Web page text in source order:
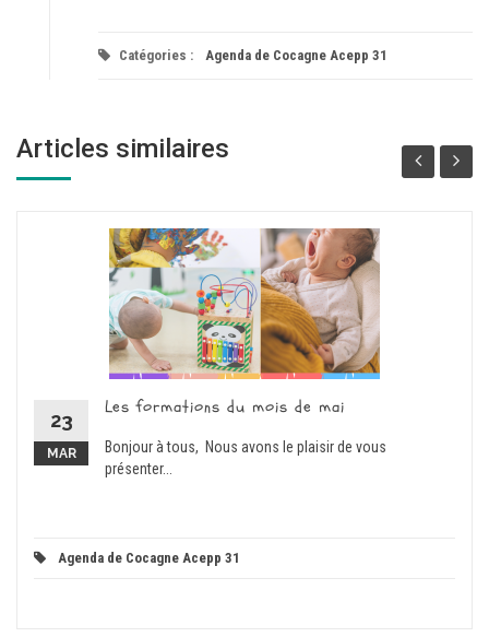
Catégories : Agenda de Cocagne Acepp 31
Articles similaires
23
MAR
Les formations du mois de mai
Bonjour à tous, Nous avons le plaisir de vous
présenter...
Agenda de Cocagne Acepp 31